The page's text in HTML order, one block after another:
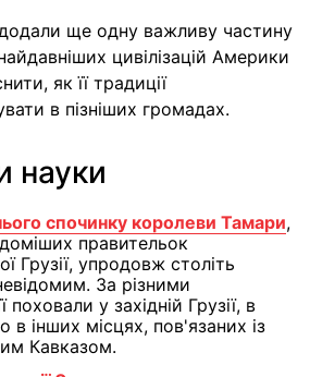
ще одну важливу частину
найдавніших цивілізацій Америки
як її традиції
в пізніших громадах.
науки
спочинку королеви Тамари,
правительок
Грузії, упродовж століть
За різними
поховали у західній Грузії, в
в інших місцях, пов'язаних із
Кавказом.